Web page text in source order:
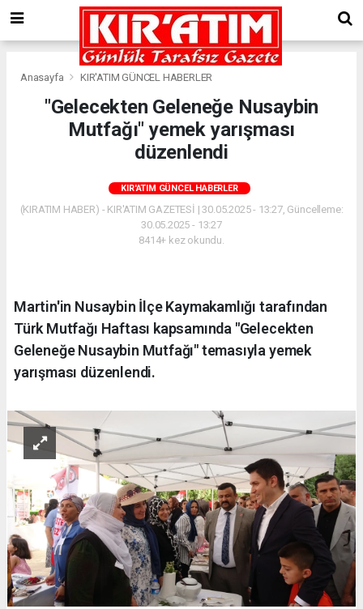
Anasayfa KIR'ATIM GÜNCEL HABERLER
"Gelecekten Geleneğe Nusaybin
Mutfağı" yemek yarışması
düzenlendi
KIR'ATIM GÜNCEL HABERLER
(KIRATIM HABER) - KIR'ATIM GAZETESİ | 30.05.2025 - 13:27, Güncelleme:
30.05.2025 - 13:27
8414+ kez okundu.
Martin'in Nusaybin İlçe Kaymakamlığı tarafından
Türk Mutfağı Haftası kapsamında "Gelecekten
Geleneğe Nusaybin Mutfağı" temasıyla yemek
yarışması düzenlendi.